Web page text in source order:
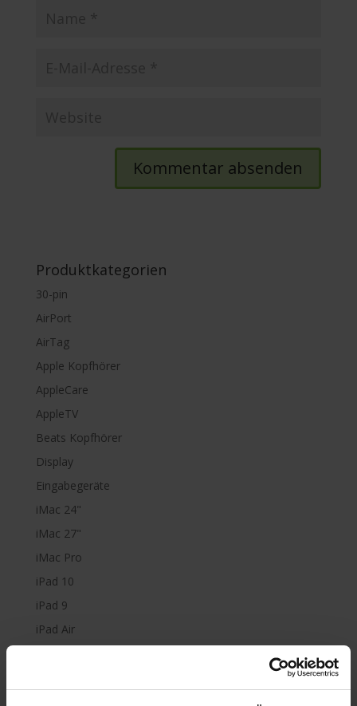
Produktkategorien
30-pin
AirPort
AirTag
Apple Kopfhörer
AppleCare
AppleTV
Beats Kopfhörer
Display
Eingabegeräte
iMac 24"
iMac 27"
iMac Pro
iPad 10
iPad 9
iPad Air